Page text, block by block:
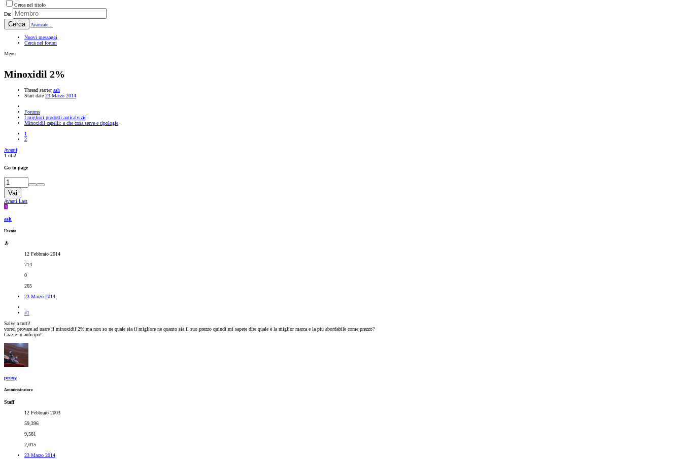
Cerca nel titolo
Da:
Cerca Avanzate...
Nuovi messaggi
Cerca nel forum
Menu
Minoxidil 2%
Thread starter ash
Start date 23 Marzo 2014
Forums
I migliori prodotti anticalvizie
Minoxidil capelli: a che cosa serve e tipologie
1
2
Avanti
1 of 2
Go to page
Vai
Avanti Last
A
ash
Utente
12 Febbraio 2014
714
0
265
23 Marzo 2014
#1
Salve a tutti!
vorrei provare ad usare il minoxidil 2% ma non so ne quale sia il migliore ne quanto sia il suo prezzo quindi mi sapete dire quale è la miglior marca e la piu abordabile come prezzo?
Grazie in anticipo!
proxy
Amministratore
Staff
12 Febbraio 2003
59,396
9,581
2,015
23 Marzo 2014